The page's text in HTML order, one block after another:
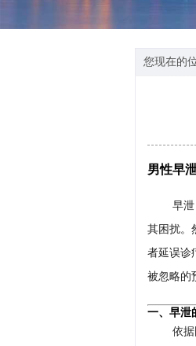
您现在的
男性早
早泄
其困扰。
者延误诊
被忽略的
一、早泄
依